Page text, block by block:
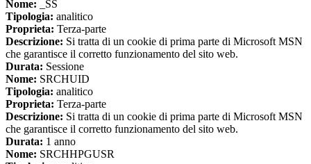
Nome: _SS
Tipologia: analitico
Proprieta: Terza-parte
Descrizione: Si tratta di un cookie di prima parte di Microsoft MSN
che garantisce il corretto funzionamento del sito web.
Durata: Sessione
Nome: SRCHUID
Tipologia: analitico
Proprieta: Terza-parte
Descrizione: Si tratta di un cookie di prima parte di Microsoft MSN
che garantisce il corretto funzionamento del sito web.
Durata: 1 anno
Nome: SRCHHPGUSR